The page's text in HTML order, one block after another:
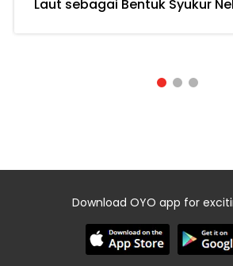
Laut sebagai Bentuk Syukur
Download OYO app for